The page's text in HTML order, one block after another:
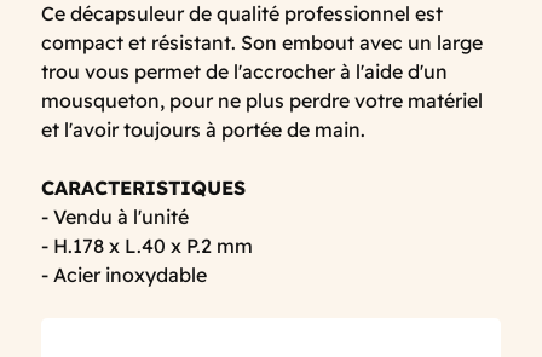
Ce décapsuleur de qualité professionnel est
compact et résistant. Son embout avec un large
trou vous permet de l'accrocher à l'aide d'un
mousqueton, pour ne plus perdre votre matériel
et l'avoir toujours à portée de main.
CARACTERISTIQUES
- Vendu à l'unité
- H.178 x L.40 x P.2 mm
- Acier inoxydable